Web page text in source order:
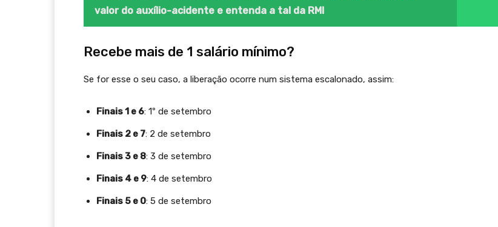
valor do auxílio-acidente e entenda a tal da RMI
Recebe mais de 1 salário mínimo?
Se for esse o seu caso, a liberação ocorre num sistema escalonado, assim:
Finais 1 e 6: 1º de setembro
Finais 2 e 7: 2 de setembro
Finais 3 e 8: 3 de setembro
Finais 4 e 9: 4 de setembro
Finais 5 e 0: 5 de setembro